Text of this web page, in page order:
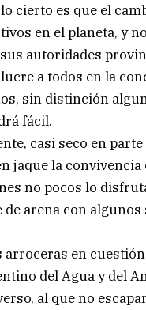
cierto es que el
en el planeta, y
autoridades
a todos en la
sin distinción
fácil.
casi seco en
jaque la
no pocos lo
arena con
arroceras en
del Agua y del
al que no